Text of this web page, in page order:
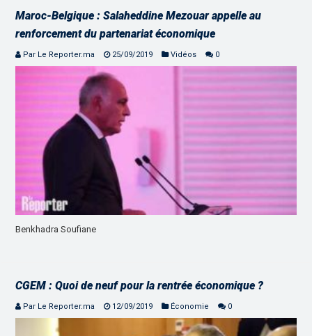
Maroc-Belgique : Salaheddine Mezouar appelle au
renforcement du partenariat économique
Par Le Reporter.ma 25/09/2019 Vidéos 0
Benkhadra Soufiane
CGEM : Quoi de neuf pour la rentrée économique ?
Par Le Reporter.ma 12/09/2019 Économie 0